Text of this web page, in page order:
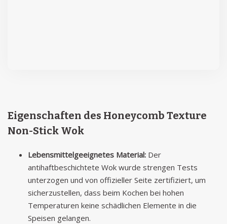
Eigenschaften des Honeycomb Texture
Non-Stick Wok
Lebensmittelgeeignetes Material: Der
antihaftbeschichtete Wok wurde strengen Tests
unterzogen und von offizieller Seite zertifiziert, um
sicherzustellen, dass beim Kochen bei hohen
Temperaturen keine schädlichen Elemente in die
Speisen gelangen.